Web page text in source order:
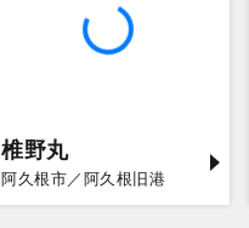
椎野丸
阿久根市／阿久根旧港